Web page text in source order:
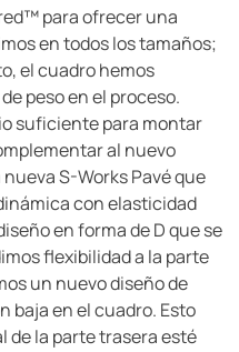
para ofrecer una
en todos los tamaños;
el cuadro hemos
peso en el proceso.
suficiente para montar
al nuevo
S-Works Pavé que
con elasticidad
en forma de D que se
flexibilidad a la parte
un nuevo diseño de
baja en el cuadro. Esto
de la parte trasera esté